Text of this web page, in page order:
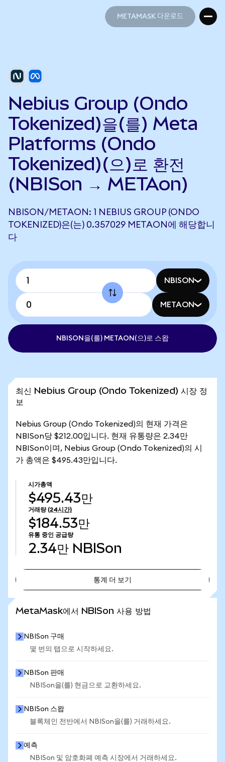
METAMASK 다운로드
Nebius Group (Ondo
Tokenized)을(를) Meta
Platforms (Ondo
Tokenized)(으)로 환전
(NBISon → METAon)
NBISON/METAON: 1 NEBIUS GROUP (ONDO
TOKENIZED)은(는) 0.357029 METAON에 해당합니
다
NBISON
METAON
NBISON을(를) METAON(으)로 스왑
최신 Nebius Group (Ondo Tokenized) 시장 정
보
Nebius Group (Ondo Tokenized)의 현재 가격은
NBISon당 $212.00입니다. 현재 유통량은 2.34만
NBISon이며, Nebius Group (Ondo Tokenized)의 시
가 총액은 $495.43만입니다.
시가총액
$495.43만
거래량 (24시간)
$184.53만
유통 중인 공급량
2.34만 NBISon
통계 더 보기
MetaMask에서 NBISon 사용 방법
NBISon 구매
몇 번의 탭으로 시작하세요.
NBISon 판매
NBISon을(를) 현금으로 교환하세요.
NBISon 스왑
블록체인 전반에서 NBISon을(를) 거래하세요.
예측
NBISon 및 암호화폐 예측 시장에서 거래하세요.